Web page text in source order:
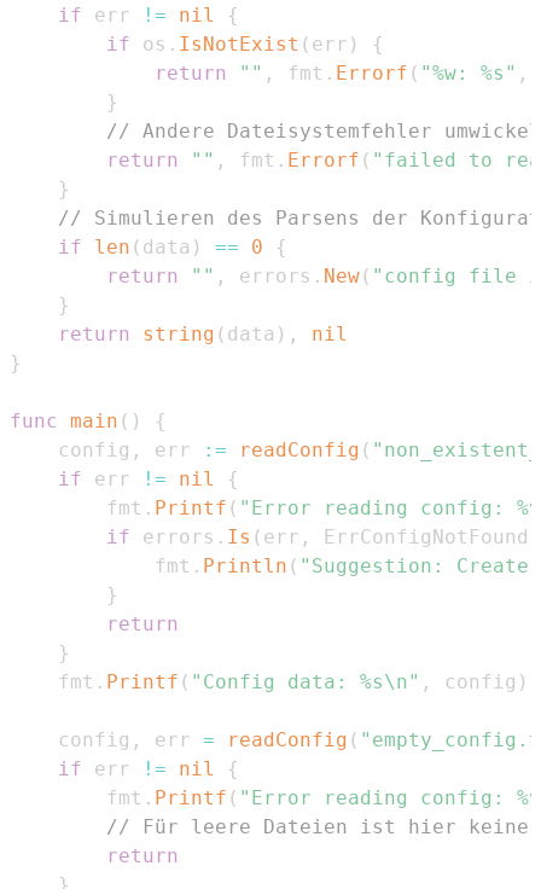
if err != nil
{
if os . IsNotExist ( err )
{
return
"" , fmt . Errorf ( "%w: %s" ,
}
// Andere Dateisystemfehler
return
"" , fmt . Errorf ( "failed to
}
// Simulieren des Parsens der
if
len ( data ) == 0
{
return
"" , errors . New( "config file
}
return
string ( data ) ,
nil
}
func main ( )
{
	config
, err := readConfig (
if err != nil
{
		fmt
. Printf ( "Error reading config:
if errors . Is ( err , ErrConfigNotFound
			fmt
. Println ( "Suggestion:
}
return
}
	fmt
. Printf ( "Config data: %s\n" , config )
	config
, err = readConfig (
if err != nil
{
		fmt
. Printf ( "Error reading config:
// Für leere Dateien ist hier keine
return